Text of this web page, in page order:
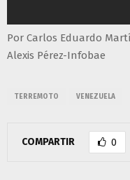
Por Carlos Eduardo
Alexis Pérez-Infobae
TERREMOTO VENEZUELA
COMPARTIR 0